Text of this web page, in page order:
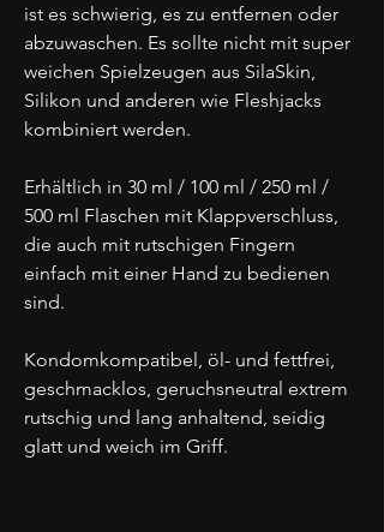
ist es schwierig, es zu entfernen oder
abzuwaschen. Es sollte nicht mit super
weichen Spielzeugen aus SilaSkin,
Silikon und anderen wie Fleshjacks
kombiniert werden.
Erhältlich in 30 ml / 100 ml / 250 ml /
500 ml Flaschen mit Klappverschluss,
die auch mit rutschigen Fingern
einfach mit einer Hand zu bedienen
sind.
Kondomkompatibel, öl- und fettfrei,
geschmacklos, geruchsneutral extrem
rutschig und lang anhaltend, seidig
glatt und weich im Griff.